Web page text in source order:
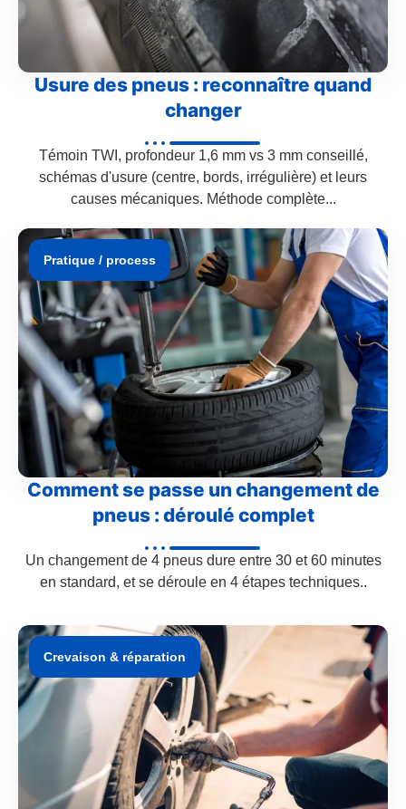
Usure des pneus : reconnaître quand
changer
Témoin TWI, profondeur 1,6 mm vs 3 mm conseillé,
schémas d'usure (centre, bords, irrégulière) et leurs
causes mécaniques. Méthode complète...
Pratique / process
Comment se passe un changement de
pneus : déroulé complet
Un changement de 4 pneus dure entre 30 et 60 minutes
en standard, et se déroule en 4 étapes techniques..
Crevaison & réparation